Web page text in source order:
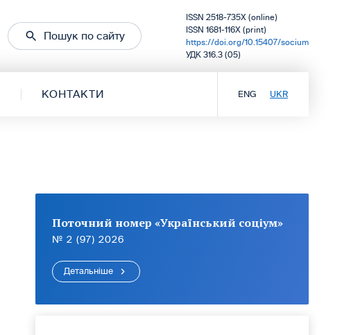
Пошук по сайту
ISSN 2518-735X (online)
ISSN 1681-116X (print)
https://doi.org/10.15407/socium
УДК 316.3 (05)
КОНТАКТИ ENG UKR
Поточний номер «Український соціум»
№ 2 (97) 2026
Детальніше